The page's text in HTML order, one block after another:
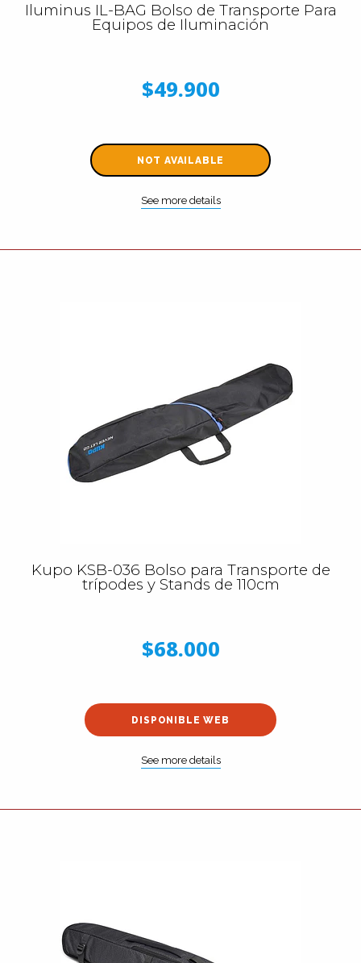
Iluminus IL-BAG Bolso de Transporte Para
Equipos de Iluminación
$49.900
NOT AVAILABLE
See more details
Kupo KSB-036 Bolso para Transporte de
trípodes y Stands de 110cm
$68.000
DISPONIBLE WEB
See more details